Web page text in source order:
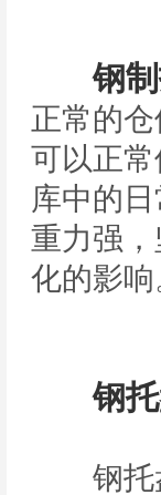
钢
正常的
可以正
库中的
重力强
化的影
钢
钢托盘